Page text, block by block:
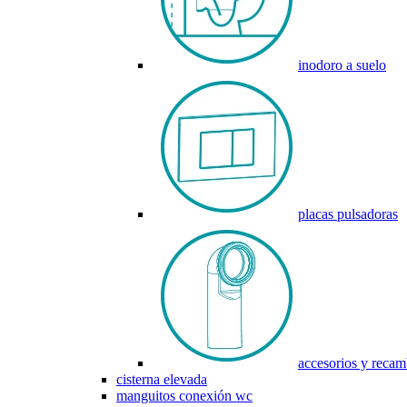
inodoro a suelo
placas pulsadoras
accesorios y
cisterna elevada
manguitos conexión wc